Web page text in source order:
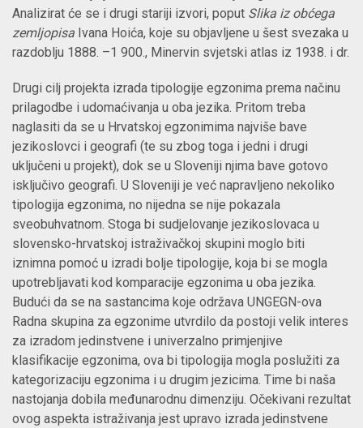
Analizirat će se i drugi stariji izvori, poput Slika iz obćega
zemljopisa Ivana Hoića, koje su objavljene u šest svezaka u
razdoblju 1888. –1 900., Minervin svjetski atlas iz 1938. i dr.
Drugi cilj projekta izrada tipologije egzonima prema načinu
prilagodbe i udomaćivanja u oba jezika. Pritom treba
naglasiti da se u Hrvatskoj egzonimima najviše bave
jezikoslovci i geografi (te su zbog toga i jedni i drugi
uključeni u projekt), dok se u Sloveniji njima bave gotovo
isključivo geografi. U Sloveniji je već napravljeno nekoliko
tipologija egzonima, no nijedna se nije pokazala
sveobuhvatnom. Stoga bi sudjelovanje jezikoslovaca u
slovensko-hrvatskoj istraživačkoj skupini moglo biti
iznimna pomoć u izradi bolje tipologije, koja bi se mogla
upotrebljavati kod komparacije egzonima u oba jezika.
Budući da se na sastancima koje održava UNGEGN-ova
Radna skupina za egzonime utvrdilo da postoji velik interes
za izradom jedinstvene i univerzalno primjenjive
klasifikacije egzonima, ova bi tipologija mogla poslužiti za
kategorizaciju egzonima i u drugim jezicima. Time bi naša
nastojanja dobila međunarodnu dimenziju. Očekivani rezultat
ovog aspekta istraživanja jest upravo izrada jedinstvene